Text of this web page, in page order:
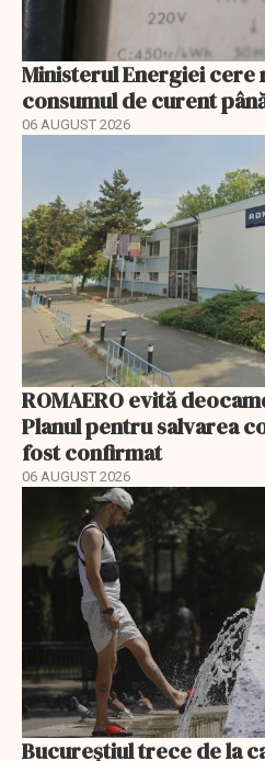
Ministerul Energiei cere
consumul de curent
06 AUGUST 2026
ROMAERO evită
Planul pentru salvarea
fost confirmat
06 AUGUST 2026
Bucureștiul trece de la